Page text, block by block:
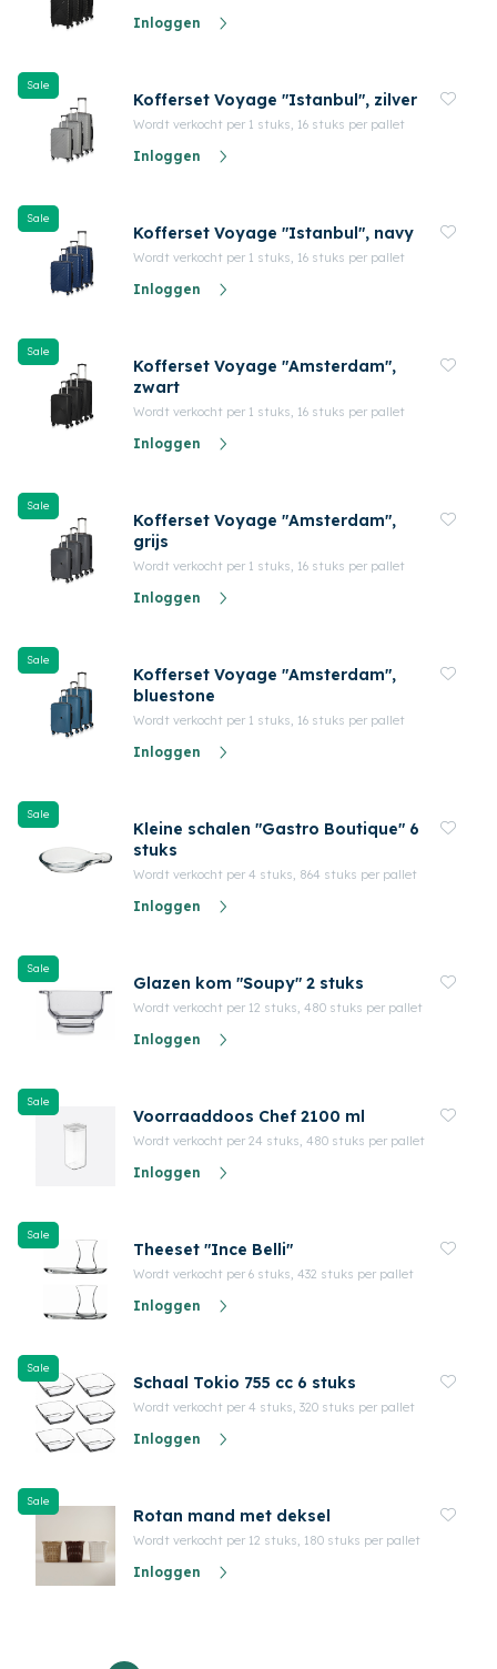
Inloggen
Sale
Kofferset Voyage "Istanbul", zilver
Wordt verkocht per 1 stuks, 16 stuks per pallet
Inloggen
Sale
Kofferset Voyage "Istanbul", navy
Wordt verkocht per 1 stuks, 16 stuks per pallet
Inloggen
Sale
Kofferset Voyage "Amsterdam",
zwart
Wordt verkocht per 1 stuks, 16 stuks per pallet
Inloggen
Sale
Kofferset Voyage "Amsterdam",
grijs
Wordt verkocht per 1 stuks, 16 stuks per pallet
Inloggen
Sale
Kofferset Voyage "Amsterdam",
bluestone
Wordt verkocht per 1 stuks, 16 stuks per pallet
Inloggen
Sale
Kleine schalen "Gastro Boutique" 6
stuks
Wordt verkocht per 4 stuks, 864 stuks per pallet
Inloggen
Sale
Glazen kom "Soupy" 2 stuks
Wordt verkocht per 12 stuks, 480 stuks per pallet
Inloggen
Sale
Voorraaddoos Chef 2100 ml
Wordt verkocht per 24 stuks, 480 stuks per pallet
Inloggen
Sale
Theeset "Ince Belli"
Wordt verkocht per 6 stuks, 432 stuks per pallet
Inloggen
Sale
Schaal Tokio 755 cc 6 stuks
Wordt verkocht per 4 stuks, 320 stuks per pallet
Inloggen
Sale
Rotan mand met deksel
Wordt verkocht per 12 stuks, 180 stuks per pallet
Inloggen